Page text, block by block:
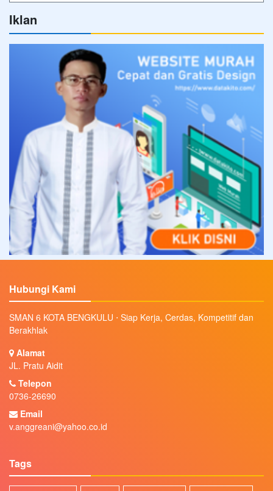
Iklan
Hubungi Kami
SMAN 6 KOTA BENGKULU ⋅ Siap Kerja, Cerdas, Kompetitif dan
Berakhlak
Alamat
JL. Pratu Aidit
Telepon
0736-26690
Email
v.anggreani@yahoo.co.id
Tags